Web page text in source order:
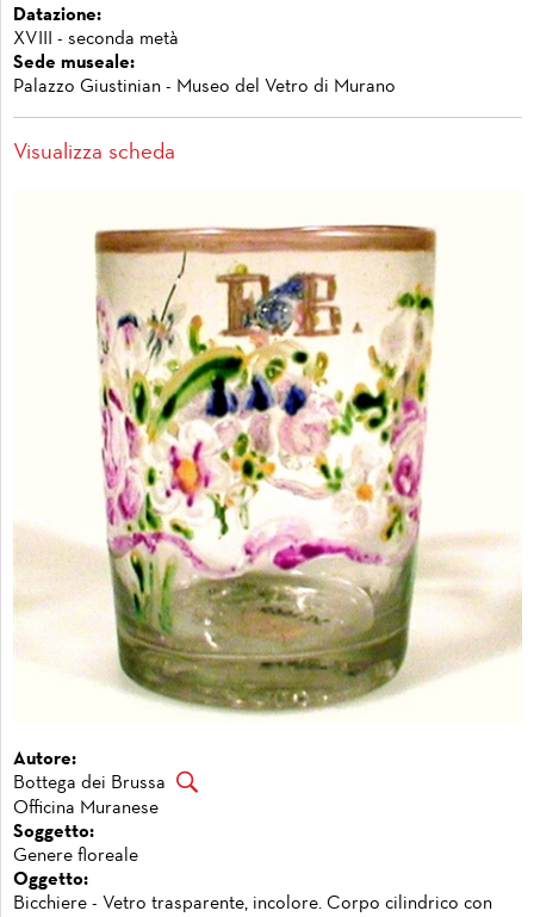
Datazione:
XVIII - seconda metà
Sede museale:
Palazzo Giustinian - Museo del Vetro di Murano
Visualizza scheda
Autore:
Bottega dei Brussa
Officina Muranese
Soggetto:
Genere floreale
Oggetto:
Bicchiere - Vetro trasparente, incolore. Corpo cilindrico con